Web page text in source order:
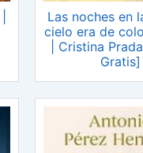
Las noches en
cielo era de
| Cristina
Gratis]